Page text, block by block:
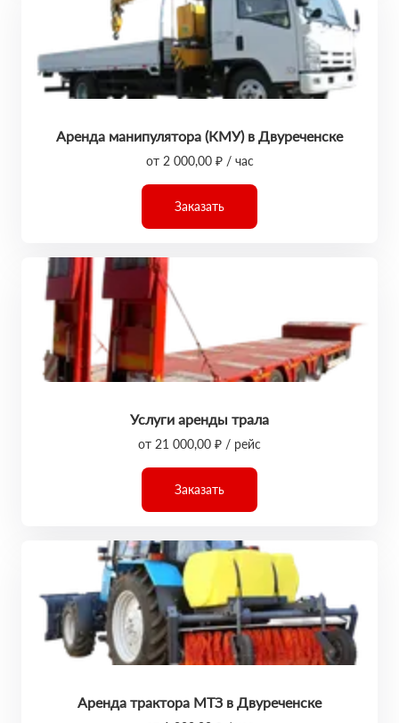
Аренда манипулятора (КМУ) в Двуреченске
от 2 000,00 ₽ / час
Заказать
Услуги аренды трала
от 21 000,00 ₽ / рейс
Заказать
Аренда трактора МТЗ в Двуреченске